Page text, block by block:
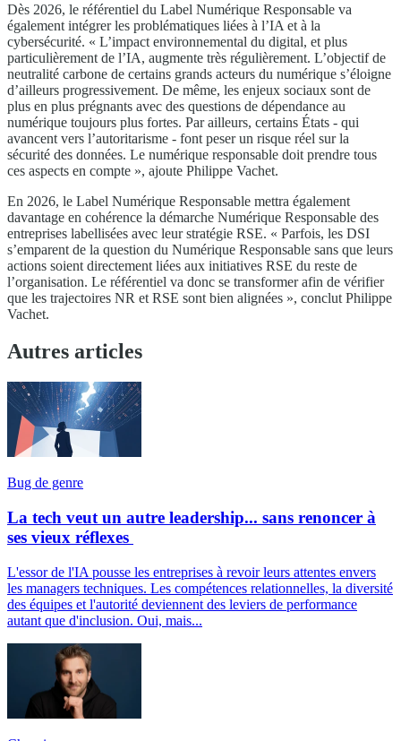
Dès 2026, le référentiel du Label Numérique Responsable va
également intégrer les problématiques liées à l’IA et à la
cybersécurité. « L’impact environnemental du digital, et plus
particulièrement de l’IA, augmente très régulièrement. L’objectif de
neutralité carbone de certains grands acteurs du numérique s’éloigne
d’ailleurs progressivement. De même, les enjeux sociaux sont de
plus en plus prégnants avec des questions de dépendance au
numérique toujours plus fortes. Par ailleurs, certains États - qui
avancent vers l’autoritarisme - font peser un risque réel sur la
sécurité des données. Le numérique responsable doit prendre tous
ces aspects en compte », ajoute Philippe Vachet.
En 2026, le Label Numérique Responsable mettra également
davantage en cohérence la démarche Numérique Responsable des
entreprises labellisées avec leur stratégie RSE. « Parfois, les DSI
s’emparent de la question du Numérique Responsable sans que leurs
actions soient directement liées aux initiatives RSE du reste de
l’organisation. Le référentiel va donc se transformer afin de vérifier
que les trajectoires NR et RSE sont bien alignées », conclut Philippe
Vachet.
Autres articles
Bug de genre
La tech veut un autre leadership... sans renoncer à
ses vieux réflexes
L'essor de l'IA pousse les entreprises à revoir leurs attentes envers
les managers techniques. Les compétences relationnelles, la diversité
des équipes et l'autorité deviennent des leviers de performance
autant que d'inclusion. Oui, mais...